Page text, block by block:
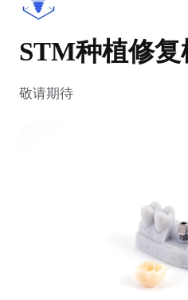
STM种植修复
敬请期待